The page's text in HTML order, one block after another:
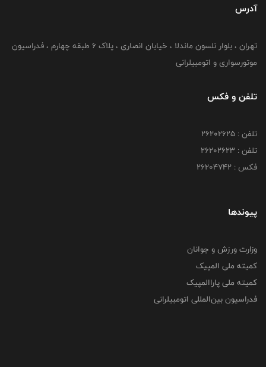
آدرس
تهران ، بلوار نلسون ماندلا ، خیابان انصاری ، پلاک ۶ طبقه چهارم ، فدراسیون
موتورسواری و اتومبیلرانی
تلفن و فکس
تلفن : ۲۶۲۰۲۶۲۵
تلفن : ۲۶۲۰۲۶۲۳
فکس : ۲۶۲۰۴۷۴۲
پیوندها
وزارت ورزش و جوانان
کمیته ملی المپیک
کمیته ملی پاراالمپیک
فدراسیون بین‌المللی اتومبیلرانی